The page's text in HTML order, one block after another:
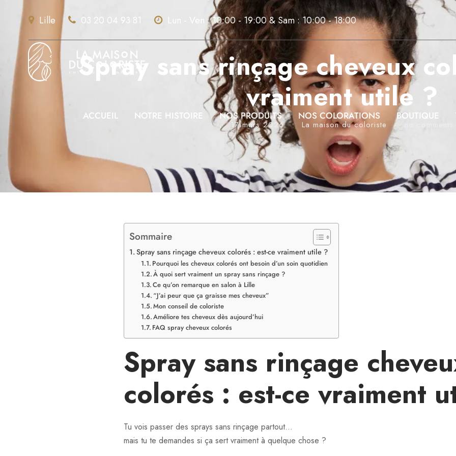
Lille 03 20 04 93 81 Lun - Ven : 10:00 - 19:00 & Sam : 10:00 - 18:00
ACCUEIL NOTRE HISTOIRE NOS PRODUITS NOS COLORATIONS BOUTIQUE
Spray sans rinçage cheveux
vraiment utile ?
17 mars 2026 • La maison du coloriste •
Sommaire
Spray sans rinçage cheveux colorés : est-ce vraiment utile ?
Pourquoi les cheveux colorés ont besoin d’un soin quotidien
À quoi sert vraiment un spray sans rinçage ?
Ce qu’on remarque en salon à Lille
“J’ai peur que ça graisse mes cheveux”
Mon conseil de coloriste
Améliore tes cheveux dès aujourd’hui
FAQ spray cheveux colorés
Spray sans rinçage
colorés : est-ce vraiment
Tu vois passer des sprays sans rinçage partout…
mais tu te demandes si ça sert vraiment à quelque chose ?